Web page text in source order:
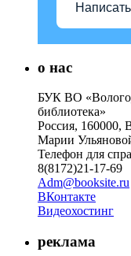
Написать
о нас
БУК ВО
библиотека»
Россия, 160000,
Марии
Телефон для
8(8172)21-17-69
Adm@booksite.ru
ВКонтакте
Видеохостинг
реклама